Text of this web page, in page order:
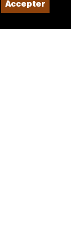
Accepter